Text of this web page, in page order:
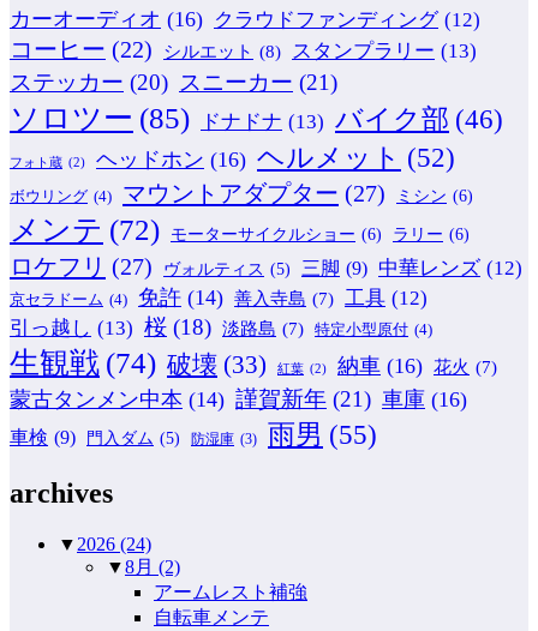
カーオーディオ (16) クラウドファンディング (12)
コーヒー (22) シルエット (8) スタンプラリー (13)
ステッカー (20) スニーカー (21)
ソロツー (85) ドナドナ (13) バイク部 (46)
フォト蔵 (2) ヘッドホン (16) ヘルメット (52)
ボウリング (4) マウントアダプター (27) ミシン (6)
メンテ (72) モーターサイクルショー (6) ラリー (6)
ロケフリ (27) ヴォルティス (5) 三脚 (9) 中華レンズ (12)
京セラドーム (4) 免許 (14) 善入寺島 (7) 工具 (12)
引っ越し (13) 桜 (18) 淡路島 (7) 特定小型原付 (4)
生観戦 (74) 破壊 (33) 紅葉 (2) 納車 (16) 花火 (7)
蒙古タンメン中本 (14) 謹賀新年 (21) 車庫 (16)
車検 (9) 門入ダム (5) 防湿庫 (3) 雨男 (55)
archives
▼ 2026 (24)
▼8月 (2)
アームレスト補強
自転車メンテ